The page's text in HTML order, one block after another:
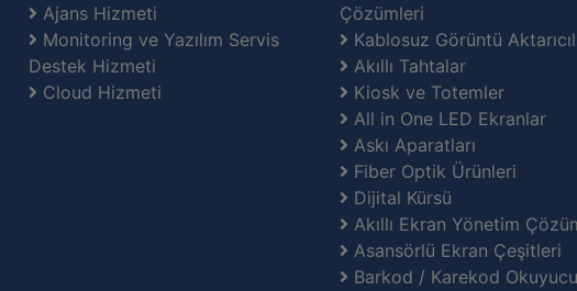
Ajans Hizmeti
Monitoring ve Yazılım Servis
Destek Hizmeti
Cloud Hizmeti
Çözümleri
Kablosuz Görüntü
Akıllı Tahtalar
Kiosk ve Totemler
All in One LED Ekranlar
Askı Aparatları
Fiber Optik Ürünleri
Dijital Kürsü
Akıllı Ekran Yönetim
Asansörlü Ekran Çeşitleri
Barkod / Karekod Okuyucu